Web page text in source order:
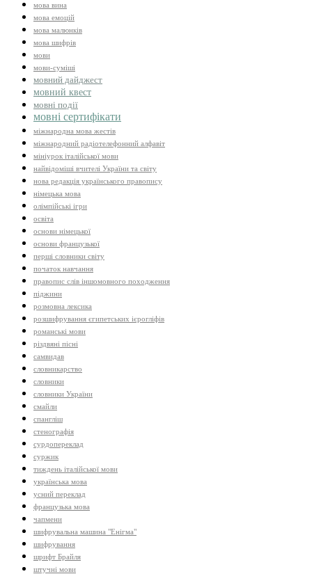
мова вина
мова емоцій
мова малюнків
мова шифрів
мови
мови-суміші
мовний дайджест
мовний квест
мовні події
мовні сертифікати
міжнародна мова жестів
міжнародний радіотелефонний алфавіт
мініурок італійської мови
найвідоміші вчителі України та світу
нова редакція українського правопису
німецька мова
олімпійські ігри
освіта
основи німецької
основи французької
перші словники світу
початок навчання
правопис слів іншомовного походження
піджини
розмовна лексика
розшифрування єгипетських ієрогліфів
романські мови
різдвяні пісні
самвидав
словникарство
словники
словники України
смайли
спангліш
стенографія
сурдопереклад
суржик
тиждень італійської мови
українська мова
усний переклад
французька мова
чапмени
шифрувальна машина "Енігма"
шифрування
шрифт Брайля
штучні мови